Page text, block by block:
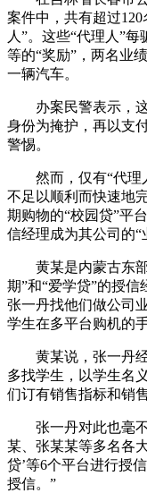
案件中，共有超过
人”。这些“代理人”
等的“奖励”，两名业
一辆汽车。
办案民警表示，这
身份为掩护，再以支
警惕。
然而，仅有“代理人
不足以顺利而快速地
期购物的“校园贷”平
信经理成为其公司的“
黄某是内蒙古东部
期”和“爱学贷”的授信
张一丹找他们做公司
学生在多平台购机的手
黄某说，张一丹经
多找学生，以学生名
们订有销售指标和销
张一丹对此也毫不
某、张某某等多名各
贷’等6个平台进行授
授信。”